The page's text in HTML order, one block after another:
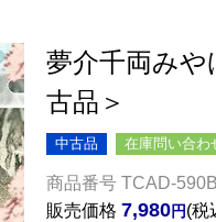
夢介千両みや
古品＞
中古品 在庫問い合わ
商品番号 TCAD-590B
販売価格 7,980
税